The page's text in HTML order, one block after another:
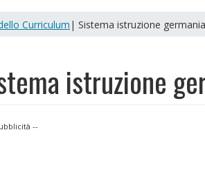
Curriculum | Sistema istruzione germania
istruzione
--